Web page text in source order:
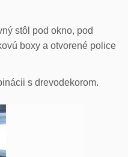
stôl pod okno, pod
boxy a otvorené police
s drevodekorom.